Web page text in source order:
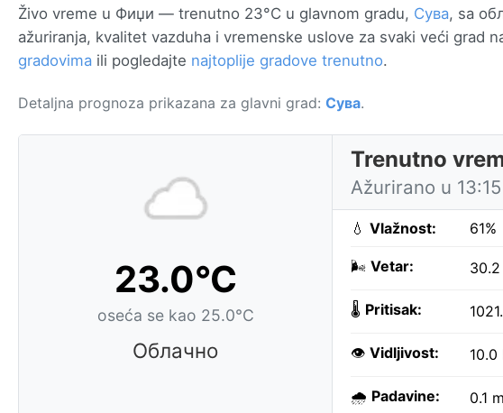
Živo vreme u Фиџи — trenutno 23°C u glavnom gradu, Сува, sa
ažuriranja, kvalitet vazduha i vremenske uslove za svaki veći grad
gradovima ili pogledajte najtoplije gradove trenutno.
Detaljna prognoza prikazana za glavni grad: Сува.
23.0°C
oseća se kao 25.0°C
Облачно
Trenutno
Ažurirano u
💧 Vlažnost: 61%
🌬️ Vetar: 30.2
🌡️ Pritisak:
👁️ Vidljivost: 10.0
🌧️ Padavine: 0.1